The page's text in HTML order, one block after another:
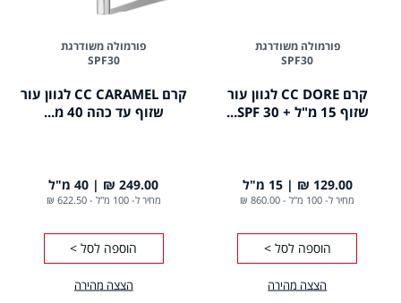
פורמולה משודרגת
SPF30
קרם CC DORE לגוון עור
שזוף 15 מ"ל + SPF 30...
הצצה מהירה
129.00 ₪ 15 מ"ל
מחיר ל- 100 מ"ל -
860.00 ₪
הוספה לסל >
פורמולה משודרגת
SPF30
קרם CC CARAMEL לגוון עור
שזוף עד כהה 40 מ...
הצצה מהירה
249.00 ₪ 40 מ"ל
מחיר ל- 100 מ"ל -
622.50 ₪
הוספה לסל >